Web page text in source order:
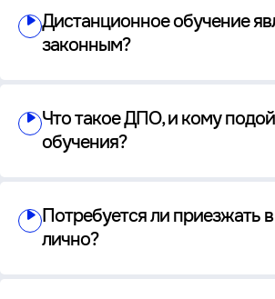
Дистанционное обучение
законным?
Что такое ДПО, и кому
обучения?
Потребуется ли приезжать
лично?